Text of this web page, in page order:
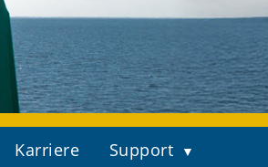
Karriere Support